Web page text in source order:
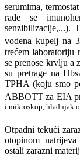
serumima,
rade se
senzibilizacije,...).
vodena kupelj na
trećem laboratoriju
se prenose krvlju a
su pretrage na
TPHA (koju smo
ABBOTT za EIA
i mikroskop, hladnjak
Otpadni tekući
otopinom
ostali zarazni